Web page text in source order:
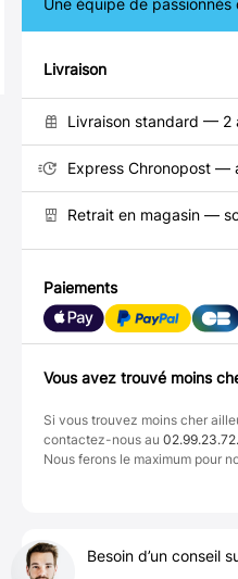
Une équipe de passionnés
Livraison
Livraison standard — 2
Express Chronopost —
Retrait en magasin —
Paiements
Vous avez trouvé moins
Si vous trouvez moins cher
contactez-nous au
Nous ferons le maximum pour
Besoin d’un conseil